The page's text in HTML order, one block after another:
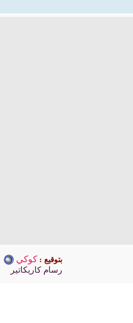
بتوقيع :كوكي
رسام كاريكاتير